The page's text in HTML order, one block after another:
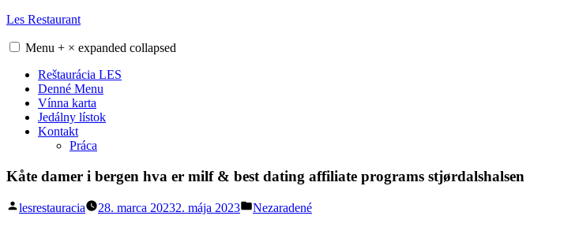
Skip
content
Les Restaurant
Menu + × expanded collapsed
Reštaurácia LES
Denné Menu
Vínna karta
Jedálny lístok
Kontakt
Práca
Kåte damer i bergen hva er milf & best dating affiliate programs stjørdalshalsen
Posted
lesrestauracia 28. marca 20232. mája 2023
Posted
Nezaradené